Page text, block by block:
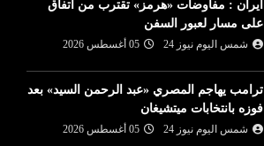
ايران : مفاوضات «هرمز» تقترب من اتفاق
على مسار لعبور السفن
شمس اليوم نيوز 24 05 أغسطس 2026
ترامب يهاجم المصري «عبد الرحمن السيد» بعد
فوزه بانتخابات ميتشيغان
شمس اليوم نيوز 24 05 أغسطس 2026